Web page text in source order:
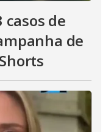
casos de
de